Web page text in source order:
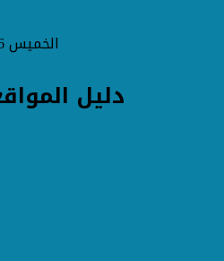
الخميس 06 أغسطس 2026 09:03 مساءً
دليل